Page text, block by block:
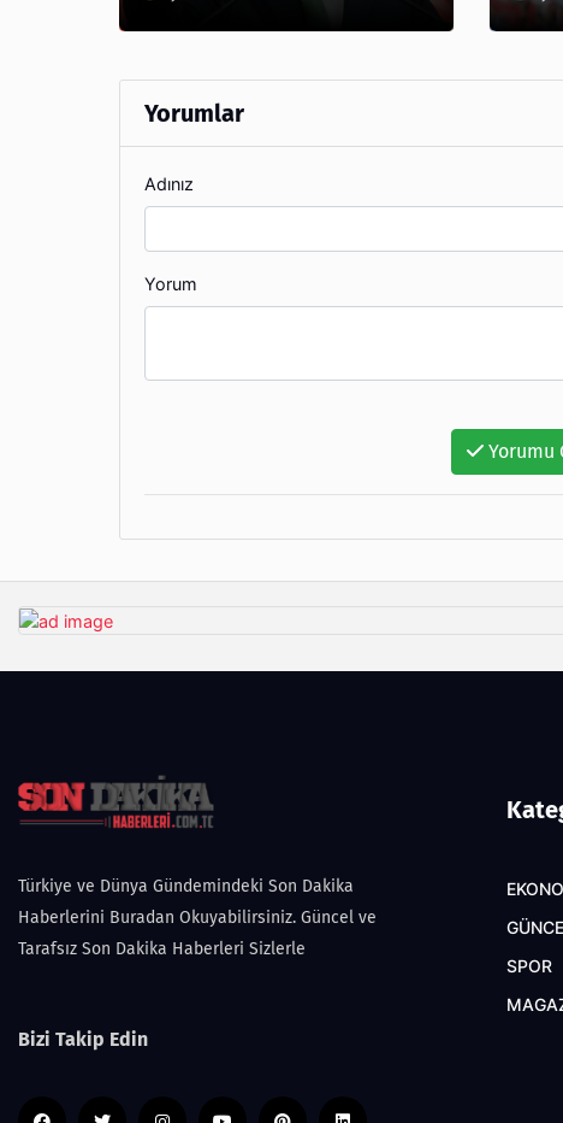
Yorumlar
Adınız
Yorum
Yorumu
Türkiye ve Dünya Gündemindeki Son Dakika
Haberlerini Buradan Okuyabilirsiniz. Güncel ve
Tarafsız Son Dakika Haberleri Sizlerle
Bizi Takip Edin
SPOR